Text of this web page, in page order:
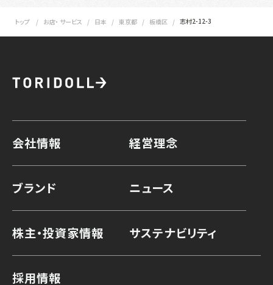
トップ お店・ サービス 日本 東京都 板橋区 志村2-12-3
会社情報 経営理念
ブランド ニュース
株主・投資家情報 サステナビリティ
採用情報